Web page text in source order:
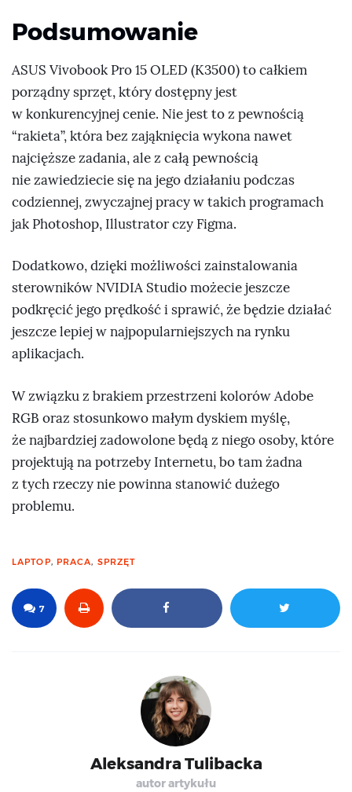
Podsumowanie
ASUS Vivobook Pro 15 OLED (K3500) to całkiem
porządny sprzęt, który dostępny jest
w konkurencyjnej cenie. Nie jest to z pewnością
“rakieta”, która bez zająknięcia wykona nawet
najcięższe zadania, ale z całą pewnością
nie zawiedziecie się na jego działaniu podczas
codziennej, zwyczajnej pracy w takich programach
jak Photoshop, Illustrator czy Figma.
Dodatkowo, dzięki możliwości zainstalowania
sterowników NVIDIA Studio możecie jeszcze
podkręcić jego prędkość i sprawić, że będzie działać
jeszcze lepiej w najpopularniejszych na rynku
aplikacjach.
W związku z brakiem przestrzeni kolorów Adobe
RGB oraz stosunkowo małym dyskiem myślę,
że najbardziej zadowolone będą z niego osoby, które
projektują na potrzeby Internetu, bo tam żadna
z tych rzeczy nie powinna stanowić dużego
problemu.
LAPTOP, PRACA, SPRZĘT
7
Aleksandra Tulibacka
autor artykułu